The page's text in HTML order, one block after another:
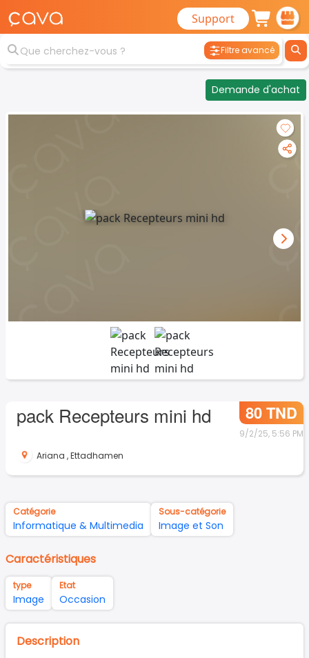
Support
Filtre avancé
Demande d'achat
pack Recepteurs mini hd 80 TND
9/2/25, 5:56 PM
Ariana ,Ettadhamen
Catégorie
Informatique & Multimedia
Sous-catégorie
Image et Son
Caractéristiques
type
Image
Etat
Occasion
Description